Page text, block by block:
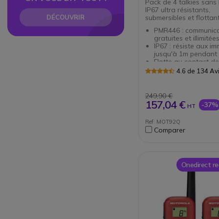
Pack de 4 talkies sans
IP67 ultra résistants,
submersibles et
PMR446 :
gratuites et illimitées
IP67 : résiste aux
jusqu'à 1m pendant
Flotte au contact
Bouton appels
Jusqu'à 10km de
16 canaux et 121
2023 : Port de
Chargeur non-inclus :
adaptateur secteur
4.6 de 134
249,90 €
157,04 € HT -37%
Ref: MOT92Q
Comparer
Onedirect
DÉCOUVRIR